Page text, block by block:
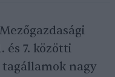
és 7. közötti
nagy